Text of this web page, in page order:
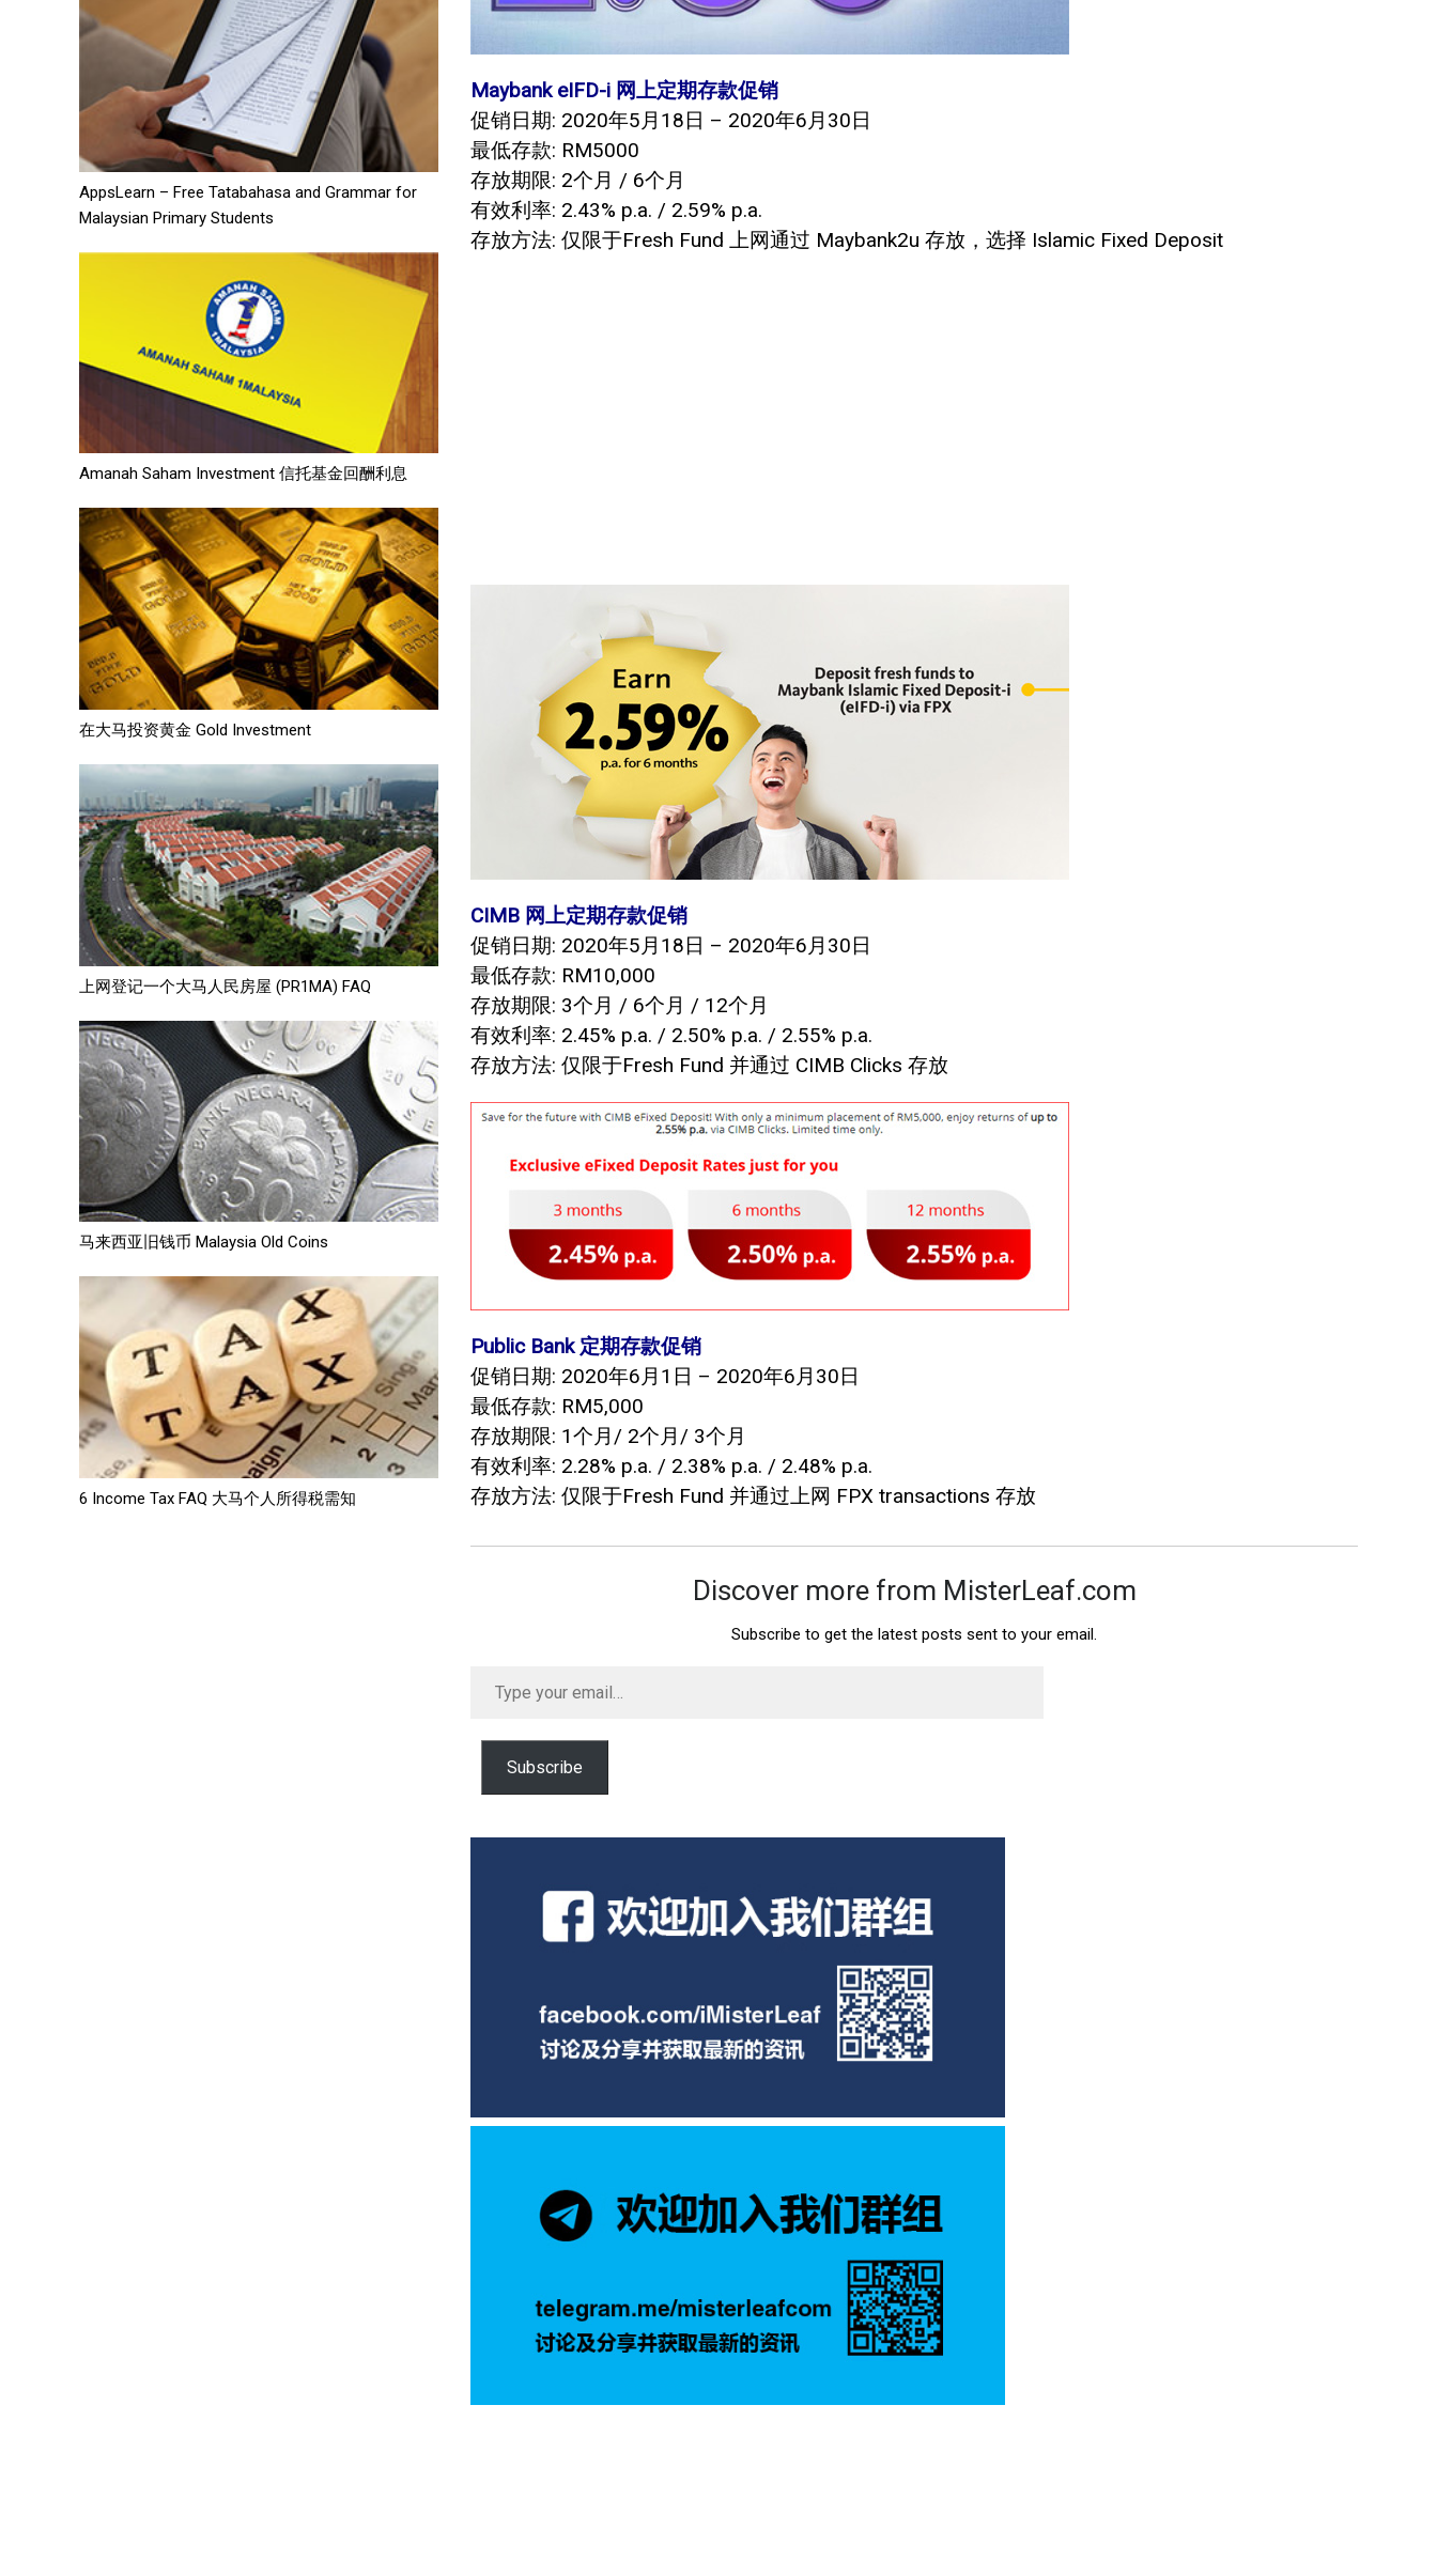
AppsLearn – Free Tatabahasa and Grammar for
Malaysian Primary Students
Amanah Saham Investment 信托基金回酬利息
在大马投资黄金 Gold Investment
上网登记一个大马人民房屋 (PR1MA) FAQ
马来西亚旧钱币 Malaysia Old Coins
6 Income Tax FAQ 大马个人所得税需知
Maybank eIFD-i 网上定期存款促销
促销日期: 2020年5月18日 – 2020年6月30日
最低存款: RM5000
存放期限: 2个月 / 6个月
有效利率: 2.43% p.a. / 2.59% p.a.
存放方法: 仅限于Fresh Fund 上网通过 Maybank2u 存放，选择 Islamic Fixed Deposit
CIMB 网上定期存款促销
促销日期: 2020年5月18日 – 2020年6月30日
最低存款: RM10,000
存放期限: 3个月 / 6个月 / 12个月
有效利率: 2.45% p.a. / 2.50% p.a. / 2.55% p.a.
存放方法: 仅限于Fresh Fund 并通过 CIMB Clicks 存放
Public Bank 定期存款促销
促销日期: 2020年6月1日 – 2020年6月30日
最低存款: RM5,000
存放期限: 1个月/ 2个月/ 3个月
有效利率: 2.28% p.a. / 2.38% p.a. / 2.48% p.a.
存放方法: 仅限于Fresh Fund 并通过上网 FPX transactions 存放
Discover more from MisterLeaf.com
Subscribe to get the latest posts sent to your email.
your
Subscribe